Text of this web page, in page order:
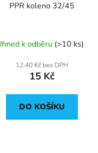
PPR koleno 32/45
Ihned k odběru (>10 ks)
12,40 Kč bez DPH
15 Kč
DO KOŠÍKU